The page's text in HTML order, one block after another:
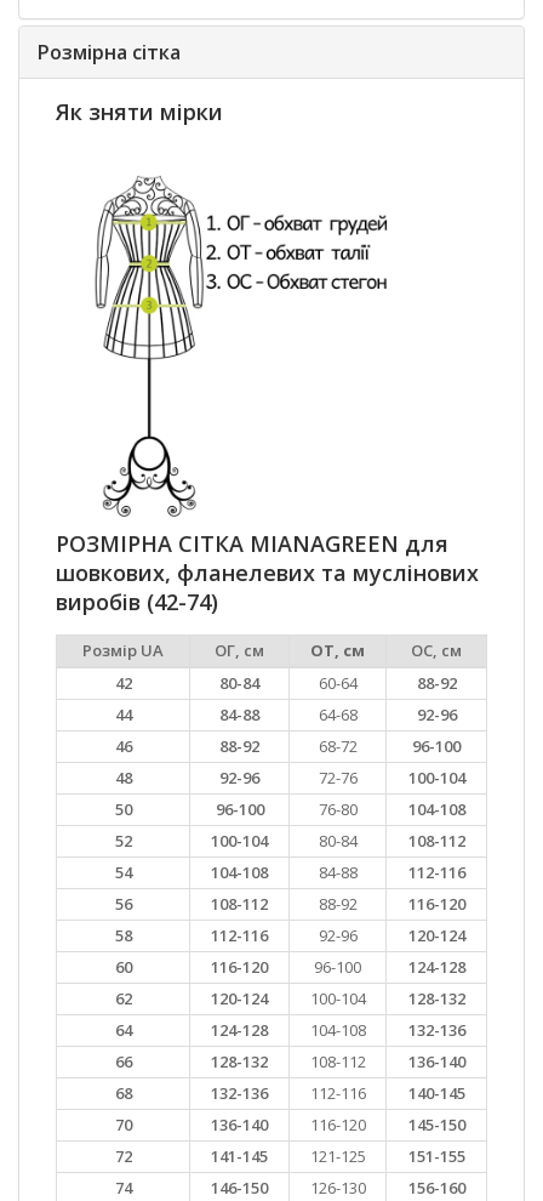
Розмірна сітка
Як зняти мірки
РОЗМІРНА СІТКА MIANAGREEN для
шовкових, фланелевих та муслінових
виробів (42-74)
Розмір UA ОГ, см ОТ, см
ОС, см
42
80-84 60-64
88-92
44
84-88 64-68
92-96
46
88-92 68-72
96-100
48
92-96 72-76
100-104
50
96-100 76-80
104-108
52
100-104 80-84
108-112
54
104-108 84-88
112-116
56
108-112 88-92
116-120
58
112-116 92-96
120-124
60
116-120 96-100
124-128
62
120-124 100-104
128-132
64
124-128 104-108
132-136
66
128-132 108-112
136-140
68
132-136 112-116
140-145
70
136-140 116-120
145-150
72
141-145 121-125
151-155
74
146-150 126-130 156-160